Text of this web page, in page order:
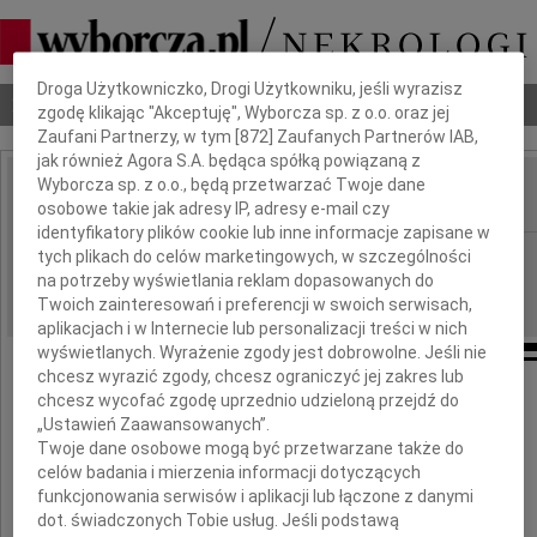
Nekrologi Odeszli Poradnik pogrzebowy
IMIĘ I NAZWISKO:
REGION: Warszawa
DATA EMISJI: 30.04.2010
Naszej Koleżance
Małgosi Zawadzkiej
Dbamy o Twoją prywatność
Droga Użytkowniczko, Drogi Użytkowniku, jeśli wyrazisz
zgodę klikając "Akceptuję", Wyborcza sp. z o.o. oraz jej
Zaufani Partnerzy, w tym [872 ] Zaufanych Partnerów IAB,
jak również Agora S.A. będąca spółką powiązaną z
Wyborcza sp. z o.o., będą przetwarzać Twoje dane
osobowe takie jak adresy IP, adresy e-mail czy
identyfikatory plików cookie lub inne informacje zapisane w
tych plikach do celów marketingowych, w szczególności
na potrzeby wyświetlania reklam dopasowanych do
Twoich zainteresowań i preferencji w swoich serwisach,
aplikacjach i w Internecie lub personalizacji treści w nich
wyświetlanych. Wyrażenie zgody jest dobrowolne. Jeśli nie
chcesz wyrazić zgody, chcesz ograniczyć jej zakres lub
chcesz wycofać zgodę uprzednio udzieloną przejdź do
„Ustawień Zaawansowanych”.
Twoje dane osobowe mogą być przetwarzane także do
celów badania i mierzenia informacji dotyczących
funkcjonowania serwisów i aplikacji lub łączone z danymi
dot. świadczonych Tobie usług. Jeśli podstawą